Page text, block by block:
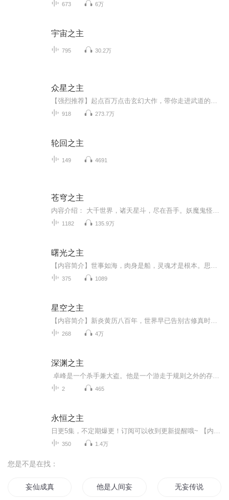
673 6万
宇宙之主
795 30.2万
众星之主
918 273.7万
轮回之主
149 4691
苍穹之主
1182 135.9万
曙光之主
375 1089
星空之主
268 4万
深渊之主
2 465
永恒之主
350 1.4万
您是不是在找：
妄仙成真 他是人间妄想 无妄传说